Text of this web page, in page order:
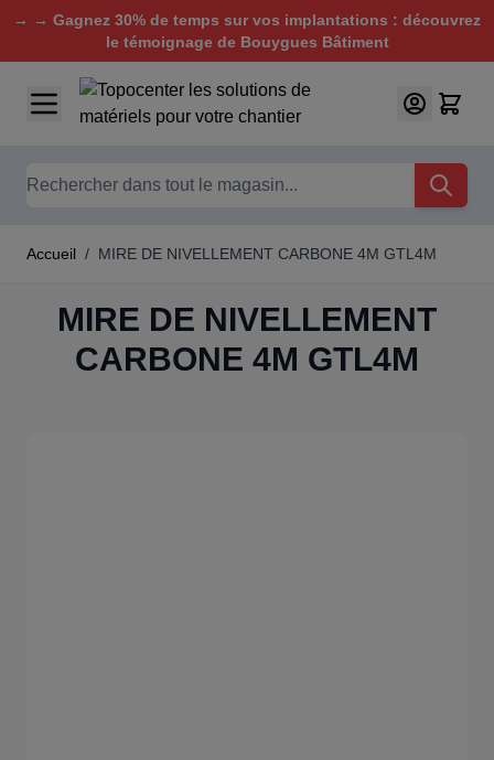
→ → Gagnez 30% de temps sur vos implantations : découvrez
le témoignage de Bouygues Bâtiment
Aller au contenu
Chercher
Accueil / MIRE DE NIVELLEMENT CARBONE 4M GTL4M
MIRE DE NIVELLEMENT
CARBONE 4M GTL4M